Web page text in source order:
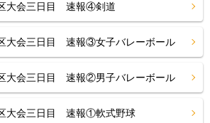
大会三日目 速報④剣道
大会三日目 速報③女子バレーボール
大会三日目 速報②男子バレーボール
大会三日目 速報①軟式野球